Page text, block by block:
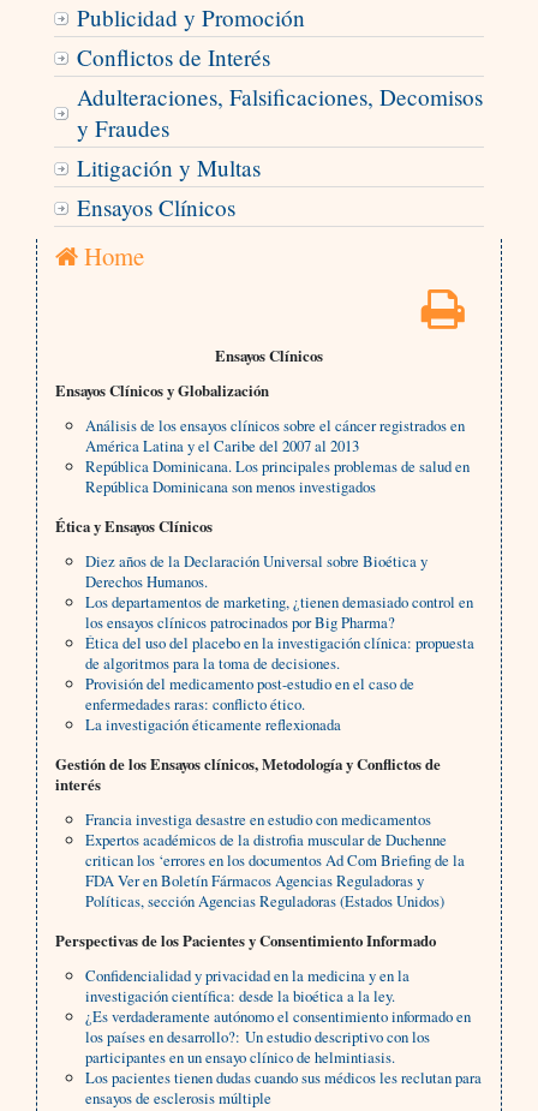
Publicidad y Promoción
Conflictos de Interés
Adulteraciones, Falsificaciones, Decomisos
y Fraudes
Litigación y Multas
Ensayos Clínicos
Home
Ensayos Clínicos
Ensayos Clínicos y Globalización
Análisis de los ensayos clínicos sobre el cáncer registrados en
América Latina y el Caribe del 2007 al 2013
República Dominicana. Los principales problemas de salud en
República Dominicana son menos investigados
Ética y Ensayos Clínicos
Diez años de la Declaración Universal sobre Bioética y
Derechos Humanos.
Los departamentos de marketing, ¿tienen demasiado control en
los ensayos clínicos patrocinados por Big Pharma?
Ética del uso del placebo en la investigación clínica: propuesta
de algoritmos para la toma de decisiones.
Provisión del medicamento post-estudio en el caso de
enfermedades raras: conflicto ético.
La investigación éticamente reflexionada
Gestión de los Ensayos clínicos, Metodología y Conflictos de
interés
Francia investiga desastre en estudio con medicamentos
Expertos académicos de la distrofia muscular de Duchenne
critican los ‘errores en los documentos Ad Com Briefing de la
FDA Ver en Boletín Fármacos Agencias Reguladoras y
Políticas, sección Agencias Reguladoras (Estados Unidos)
Perspectivas de los Pacientes y Consentimiento Informado
Confidencialidad y privacidad en la medicina y en la
investigación científica: desde la bioética a la ley.
¿Es verdaderamente autónomo el consentimiento informado en
los países en desarrollo?: Un estudio descriptivo con los
participantes en un ensayo clínico de helmintiasis.
Los pacientes tienen dudas cuando sus médicos les reclutan para
ensayos de esclerosis múltiple